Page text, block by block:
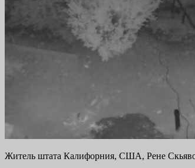
Житель штата Калифорния, США, Рене